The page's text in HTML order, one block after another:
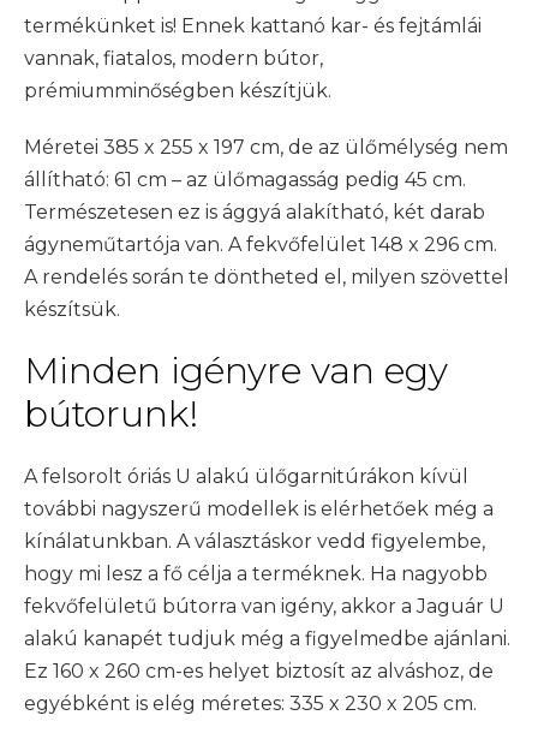
termékünket is! Ennek kattanó kar- és fejtámlái
vannak, fiatalos, modern bútor,
prémiumminőségben készítjük.
Méretei 385 x 255 x 197 cm, de az ülőmélység nem
állítható: 61 cm – az ülőmagasság pedig 45 cm.
Természetesen ez is ággyá alakítható, két darab
ágyneműtartója van. A fekvőfelület 148 x 296 cm.
A rendelés során te döntheted el, milyen szövettel
készítsük.
Minden igényre van egy
bútorunk!
A felsorolt óriás U alakú ülőgarnitúrákon kívül
további nagyszerű modellek is elérhetőek még a
kínálatunkban. A választáskor vedd figyelembe,
hogy mi lesz a fő célja a terméknek. Ha nagyobb
fekvőfelületű bútorra van igény, akkor a Jaguár U
alakú kanapét tudjuk még a figyelmedbe ajánlani.
Ez 160 x 260 cm-es helyet biztosít az alváshoz, de
egyébként is elég méretes: 335 x 230 x 205 cm.